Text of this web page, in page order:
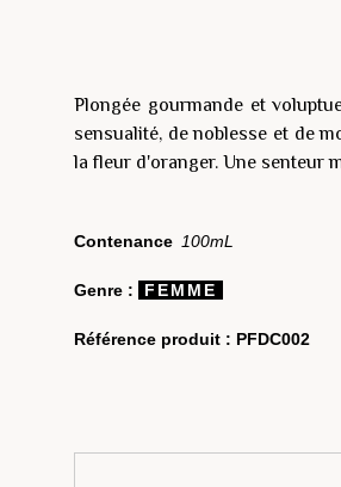
Plongée gourmande et
sensualité, de noblesse et de
la fleur d'oranger. Une senteur
Contenance 100mL
Genre : FEMME
Référence produit : PFDC002